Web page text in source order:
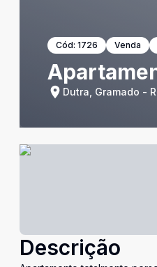
Cód: 1726 Venda
Dutra, Gramado -
Descrição